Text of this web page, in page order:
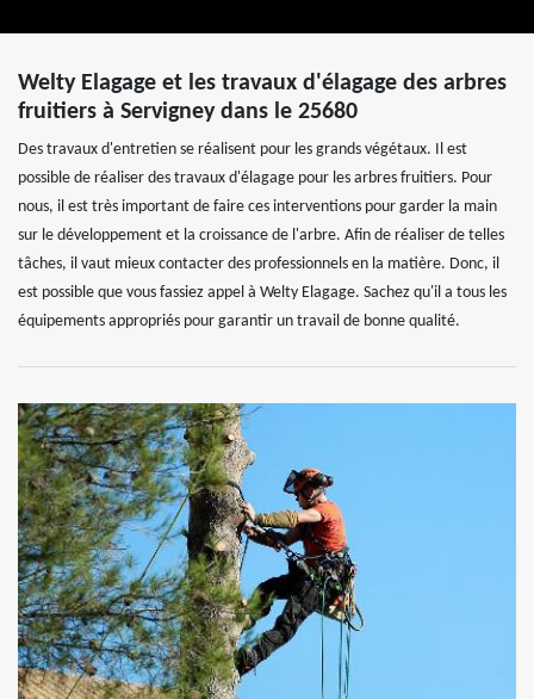
Welty Elagage et les travaux d'élagage des arbres
fruitiers à Servigney dans le 25680
Des travaux d'entretien se réalisent pour les grands végétaux. Il est
possible de réaliser des travaux d'élagage pour les arbres fruitiers. Pour
nous, il est très important de faire ces interventions pour garder la main
sur le développement et la croissance de l'arbre. Afin de réaliser de telles
tâches, il vaut mieux contacter des professionnels en la matière. Donc, il
est possible que vous fassiez appel à Welty Elagage. Sachez qu'il a tous les
équipements appropriés pour garantir un travail de bonne qualité.